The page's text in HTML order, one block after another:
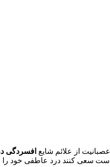
از علائم شایع افسردگی
سعی کنند درد عاطفی خود را